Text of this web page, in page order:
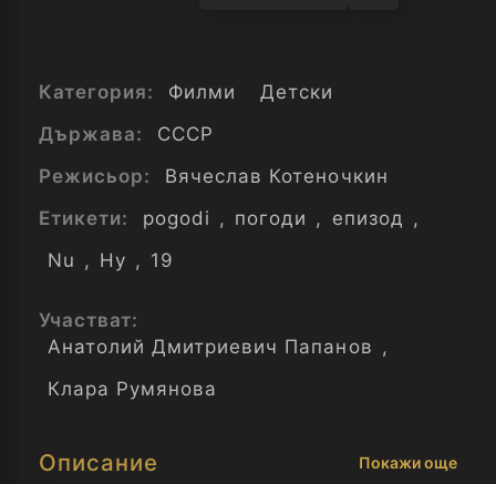
Категория: Филми
Детски
Държава:
СССР
Режисьор:
Вячеслав Котеночкин
Етикети:
pogodi , погоди , епизод ,
Nu , Ну , 19
Участват:
Анатолий Дмитриевич Папанов ,
Клара Румянова
Описание Покажи още